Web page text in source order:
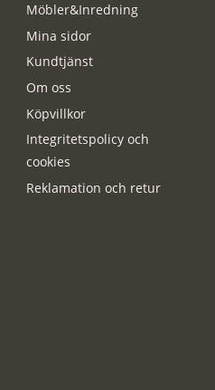
Möbler&Inredning
Mina sidor
Kundtjänst
Om oss
Köpvillkor
Integritetspolicy och
cookies
Reklamation och retur